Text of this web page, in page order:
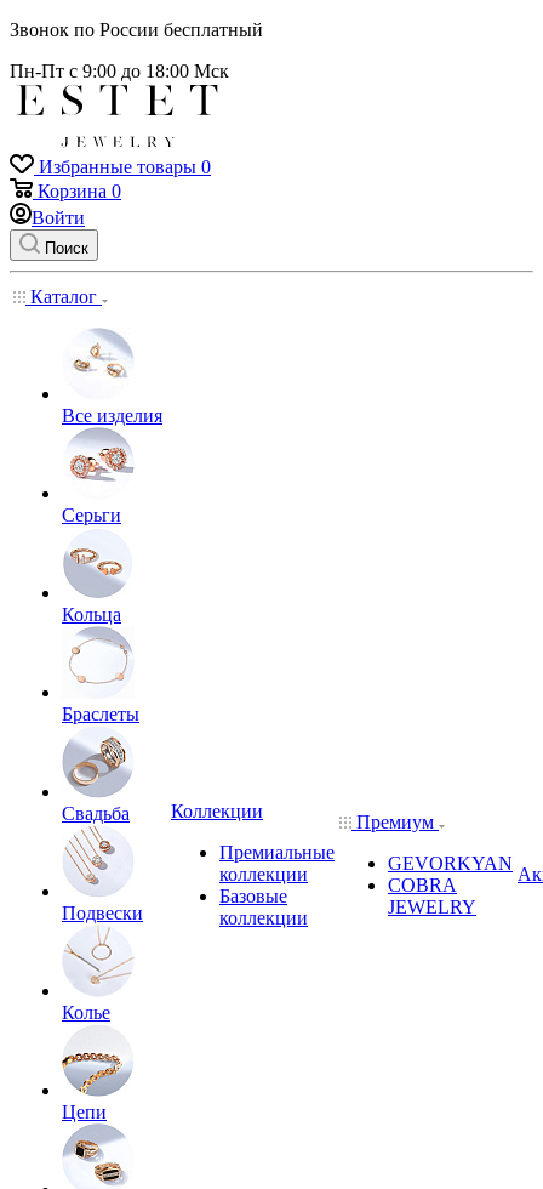
Звонок по России бесплатный
Пн-Пт с 9:00 до 18:00 Мск
Избранные товары 0
Корзина 0
Войти
Поиск
Каталог
Все изделия
Серьги
Кольца
Браслеты
Свадьба
Подвески
Колье
Цепи
Коллекции
Премиальные
коллекции
Базовые
коллекции
Премиум
GEVORKYAN
COBRA
JEWELRY